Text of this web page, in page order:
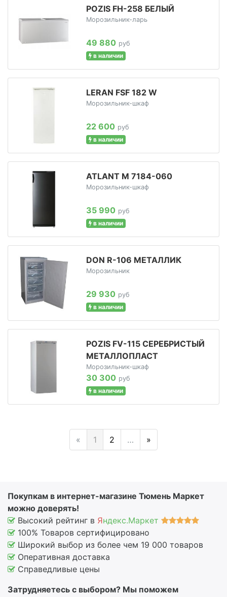
POZIS FH-258 БЕЛЫЙ
Морозильник-ларь
49 880 руб
в наличии
LERAN FSF 182 W
Морозильник-шкаф
22 600 руб
в наличии
ATLANT М 7184-060
Морозильник-шкаф
35 990 руб
в наличии
DON R-106 МЕТАЛЛИК
Морозильник
29 930 руб
в наличии
POZIS FV-115 СЕРЕБРИСТЫЙ
МЕТАЛЛОПЛАСТ
Морозильник-шкаф
30 300 руб
в наличии
« 1 2 … »
Покупкам в интернет-магазине Тюмень Маркет
можно доверять!
Высокий рейтинг в Яндекс.Маркет
100% Товаров сертифицировано
Широкий выбор из более чем 19 000 товаров
Оперативная доставка
Справедливые цены
Затрудняетесь с выбором? Мы поможем